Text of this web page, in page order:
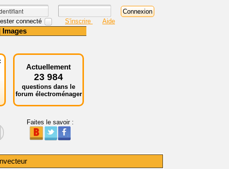
connecté S'inscrire Aide
Images
Actuellement
23 984
questions dans le
forum électroménager
Faites le savoir :